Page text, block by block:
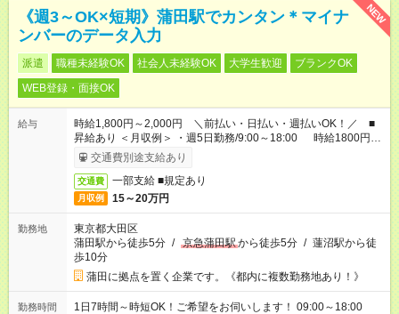
NEW
《週3～OK×短期》蒲田駅でカンタン＊マイナ
ンバーのデータ入力
派遣 職種未経験OK 社会人未経験OK 大学生歓迎
ブランクOK
WEB登録・面接OK
給与
時給1,800円～2,000円 ＼前払い・日払い・週払いOK！／ ■
昇給あり ＜月収例＞ ・週5日勤務/9:00～18:00 時給1800円×8
時間×22日 ＝月収31万6,800円
交通費別途支給あり
交通費 一部支給 ■規定あり
月収例 15～20万円
勤務地
東京都大田区
蒲田駅から徒歩5分 / 京急蒲田駅から徒歩5分 / 蓮沼駅から徒
歩10分
蒲田に拠点を置く企業です。《都内に複数勤務地あり！》
勤務時間
1日7時間～時短OK！ご希望をお伺いします！ 09:00～18:00